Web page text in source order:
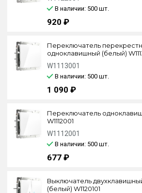
В наличии: 500 шт.
920 ₽
Переключатель
одноклавишный (белый)
W1113001
В наличии: 500 шт.
1 090 ₽
Переключатель
W1112001
W1112001
В наличии: 500 шт.
677 ₽
Выключатель
(белый) W1120101